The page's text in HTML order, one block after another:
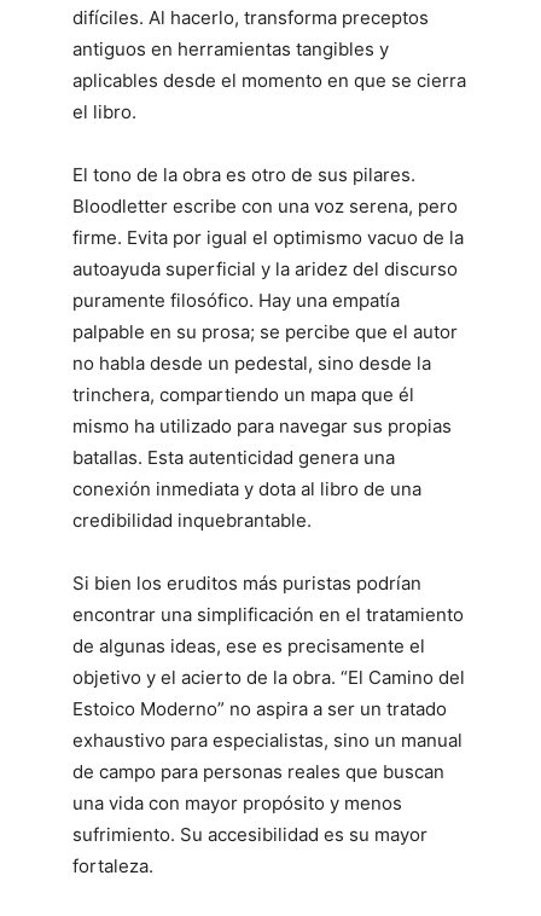
difíciles. Al hacerlo, transforma preceptos
antiguos en herramientas tangibles y
aplicables desde el momento en que se cierra
el libro.
El tono de la obra es otro de sus pilares.
Bloodletter escribe con una voz serena, pero
firme. Evita por igual el optimismo vacuo de la
autoayuda superficial y la aridez del discurso
puramente filosófico. Hay una empatía
palpable en su prosa; se percibe que el autor
no habla desde un pedestal, sino desde la
trinchera, compartiendo un mapa que él
mismo ha utilizado para navegar sus propias
batallas. Esta autenticidad genera una
conexión inmediata y dota al libro de una
credibilidad inquebrantable.
Si bien los eruditos más puristas podrían
encontrar una simplificación en el tratamiento
de algunas ideas, ese es precisamente el
objetivo y el acierto de la obra. “El Camino del
Estoico Moderno” no aspira a ser un tratado
exhaustivo para especialistas, sino un manual
de campo para personas reales que buscan
una vida con mayor propósito y menos
sufrimiento. Su accesibilidad es su mayor
fortaleza.